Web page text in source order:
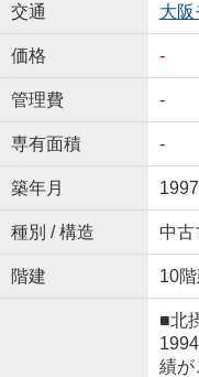
交通 大阪
価格 -
管理費 -
専有面積 -
築年月
種別 / 構造 中古
階建 10
■北
績が